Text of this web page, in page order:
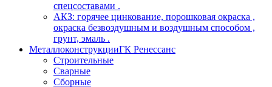
спецсоставами .
АКЗ: горячее цинкование, порошковая окраска ,
окраска безвоздушным и воздушным способом ,
грунт, эмаль .
МеталлоконструкцииГК Ренессанс
Строительные
Сварные
Сборные